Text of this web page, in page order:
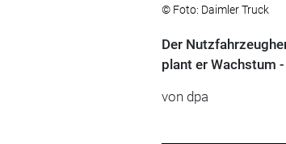
© Foto: Daimler Truck
Der
plant er Wachstum
von dpa